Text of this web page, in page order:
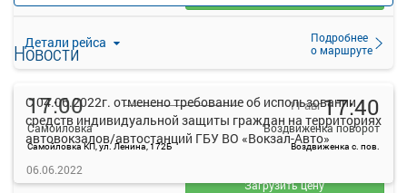
Детали рейса
Подробнее
о маршруте
17:00
Самойловка
Самойловка КП, ул. Ленина, 172Б
11 авг17:40
Воздвиженка поворот
Воздвиженка с. пов.
— руб.
Загрузить цену
Новости
С 04.06.2022г. отменено требование об использовании
средств индивидуальной защиты граждан на территориях
автовокзалов/автостанций ГБУ ВО «Вокзал-Авто»
06.06.2022